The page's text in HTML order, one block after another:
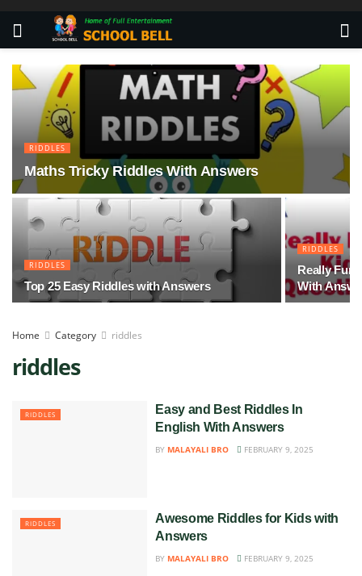
RIDDLES
Maths Tricky Riddles With Answers
RIDDLES
Top 25 Easy Riddles with Answers
RIDDLES
Really
With
Home Category riddles
riddles
RIDDLES
Easy and Best Riddles In
English With Answers
BY MALAYALI BRO FEBRUARY 9, 2025
RIDDLES
Awesome Riddles for Kids with
Answers
BY MALAYALI BRO FEBRUARY 9, 2025